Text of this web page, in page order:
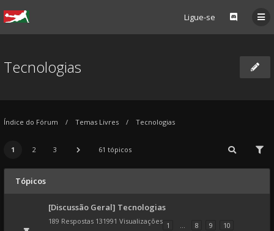
Ligue-se
Tecnologias
Índice do Fórum Temas Livres Tecnologias
1 2 3 61 tópicos
Tópicos
[Discussão Geral] Tecnologias
189 Respostas 131991 Visualizações 1 ... 8 9
10